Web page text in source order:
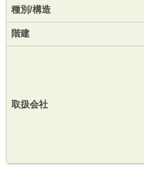
種別/構造
階建
取扱会社